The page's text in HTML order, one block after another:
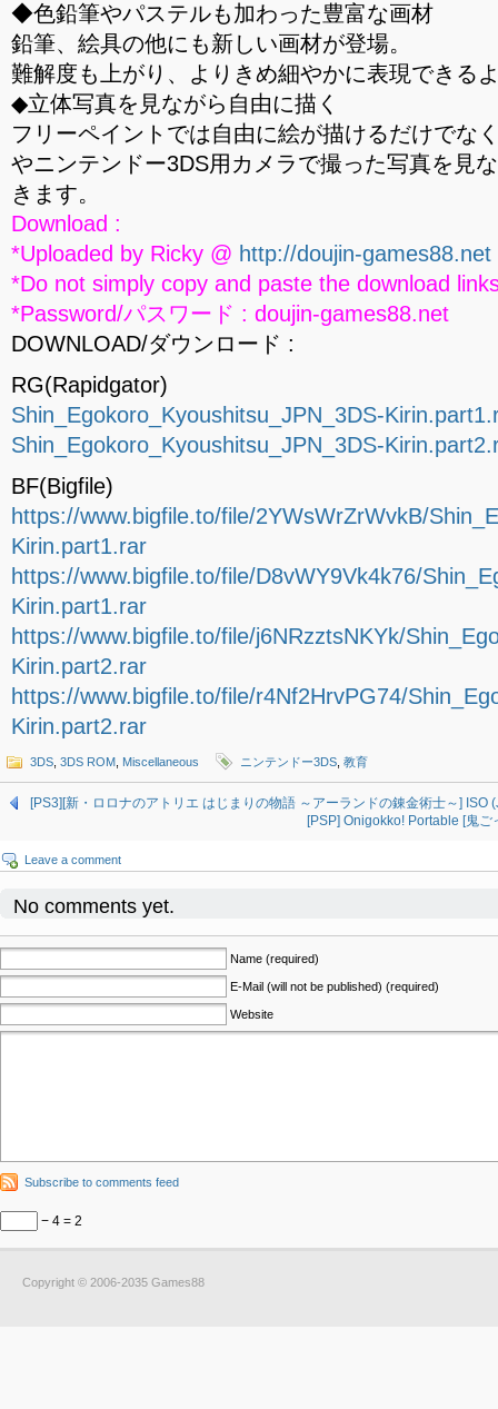
◆色鉛筆やパステルも加わった豊富な画材
鉛筆、絵具の他にも新しい画材が登場。
難解度も上がり、よりきめ細やかに表現できる
◆立体写真を見ながら自由に描く
フリーペイントでは自由に絵が描けるだけでな
やニンテンドー3DS用カメラで撮った写真を見
きます。
Download :
*Uploaded by Ricky @ http://doujin-games88.net
*Do not simply copy and paste the download
*Password/パスワード : doujin-games88.net
DOWNLOAD/ダウンロード :
RG(Rapidgator)
Shin_Egokoro_Kyoushitsu_JPN_3DS-
Shin_Egokoro_Kyoushitsu_JPN_3DS-
BF(Bigfile)
https://www.bigfile.to/file/2YWsWrZrWvkB/
Kirin.part1.rar
https://www.bigfile.to/file/D8vWY9Vk4k76/
Kirin.part1.rar
https://www.bigfile.to/file/j6NRzztsNKYk/
Kirin.part2.rar
https://www.bigfile.to/file/r4Nf2HrvPG74/
Kirin.part2.rar
3DS 3DS ROM Miscellaneous ニンテンドー3DS 教育
[PS3][新・ロロナのアトリエ はじまりの物語 ～アーランドの錬金術士～] ISO
[PSP] Onigokko! Portable [鬼
Leave a comment
No comments yet.
Name (required)
E-Mail (will not be published) (required)
Website
Subscribe to comments feed
− 4 = 2
Copyright © 2006-2035 Games88